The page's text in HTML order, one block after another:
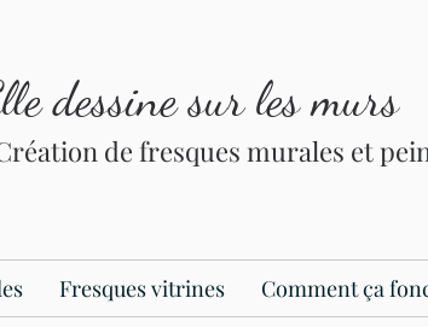
dessine sur les murs
de fresques murales et
Fresques vitrines Comment ça